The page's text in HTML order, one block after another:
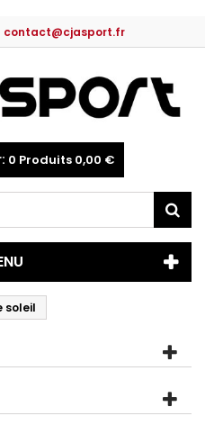
contact@cjasport.fr
0 Produits 0,00 €
soleil